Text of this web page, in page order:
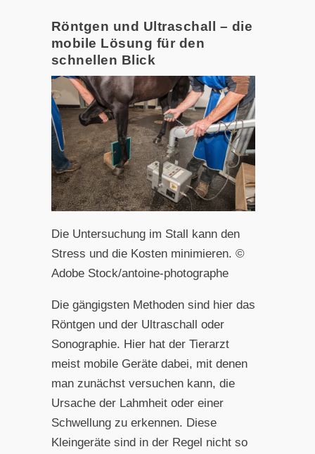
Röntgen und Ultraschall – die
mobile Lösung für den
schnellen Blick
Die Untersuchung im Stall kann den
Stress und die Kosten minimieren. ©
Adobe Stock/antoine-photographe
Die gängigsten Methoden sind hier das
Röntgen und der Ultraschall oder
Sonographie. Hier hat der Tierarzt
meist mobile Geräte dabei, mit denen
man zunächst versuchen kann, die
Ursache der Lahmheit oder einer
Schwellung zu erkennen. Diese
Kleingeräte sind in der Regel nicht so